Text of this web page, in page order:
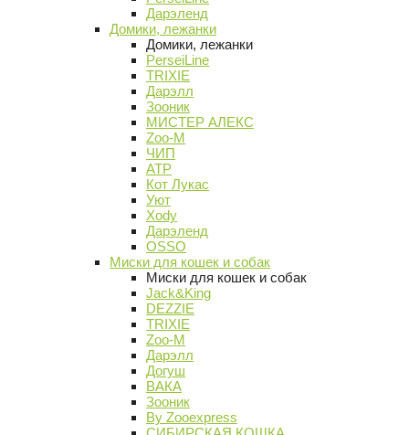
Дарэленд
Домики, лежанки
Домики, лежанки
PerseiLine
TRIXIE
Дарэлл
Зооник
МИСТЕР АЛЕКС
Zoo-M
ЧИП
АТР
Кот Лукас
Уют
Xody
Дарэленд
OSSO
Миски для кошек и собак
Миски для кошек и собак
Jack&King
DEZZIE
TRIXIE
Zoo-M
Дарэлл
Догуш
ВАКА
Зооник
By Zooexpress